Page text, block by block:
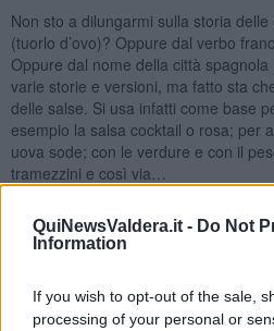
QuiNewsValdera.it - Do Not
Information
If you wish to opt-out of the sale,
processing of your personal or
Non sto a dilungarmi sulla storia
(tuorlo d’ovo)? Oppure dal verbo
Oppure dal nome della città
varie storie e versioni, ma fatto sta
delle salse. Si usa infatti come base
esempio la salsa cocktail o rosa; per
uova sode; con le verdure e con il
tramezzini e così via…
volta fatta, se vi dovesse avanzare,
più di due giorni.